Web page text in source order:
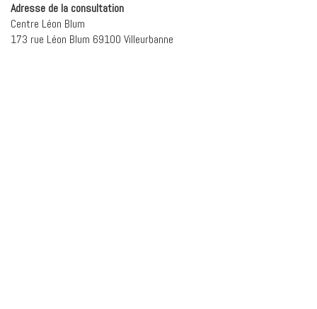
Adresse de la consultation
Centre Léon Blum
173 rue Léon Blum 69100 Villeurbanne